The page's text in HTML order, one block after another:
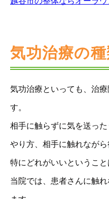
気功治療の
気功治療といっても、治
す。
相手に触らずに気を送っ
やり方、相手に触れながら
特にどれがいいということ
当院では、患者さんに触